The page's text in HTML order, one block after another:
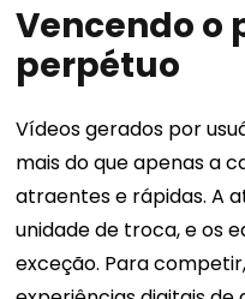
Vencendo o
perpétuo
Vídeos gerados por
mais do que apenas a
atraentes e rápidas. A
unidade de troca, e os
exceção. Para